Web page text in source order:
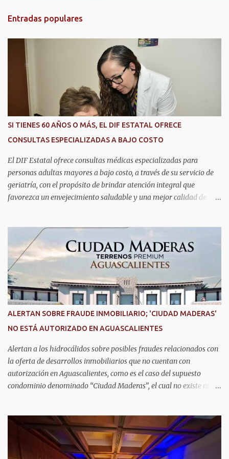
t
Entradas populares
SI TIENES 60 AÑOS O MÁS, EL DIF ESTATAL OFRECE
CONSULTAS ESPECIALIZADAS A BAJO COSTO
El DIF Estatal ofrece consultas médicas especializadas para
personas adultas mayores a bajo costo, a través de su servicio de
geriatría, con el propósito de brindar atención integral que
favorezca un envejecimiento saludable y una mejor calidad de
fundamentalmente en la prevención, el diagnóstico y tratamiento
de las enfermedades más comunes en las personas mayores de 60
años, como diabetes, hipertensión, deterioro cognitivo y
alzhéimer, entre otros padecimientos. "Nuestros adultos mayores
son el corazón de muchas familias y merecen todo nuestro respeto,
cuidado y reconocimiento; por eso, en el DIF Estatal impulsamos
servicios que les ayuden a cuidar su salud y a vivir esta etapa con
la atención y el acompañamiento que necesitan", señaló la
presidenta del DIF Estatal. Para acceder al servicio, las y los
interesados deben acudir a la Dirección de Servi...
ALERTAN SOBRE FRAUDE INMOBILIARIO; 'CIUDAD MADERAS'
NO ESTÁ AUTORIZADO EN AGUASCALIENTES
Alertan a los hidrocálidos sobre posibles fraudes relacionados con
la oferta de desarrollos inmobiliarios que no cuentan con
autorización en Aguascalientes, como es el caso del supuesto
condominio denominado “Ciudad Maderas”, el cual no existe ni
Municipal. Explicó que dicho desarrollo corresponde a otro
estado, específicamente Jalisco, por lo que la promoción de
“terrenos en Aguascalientes” bajo ese nombre distorsiona la